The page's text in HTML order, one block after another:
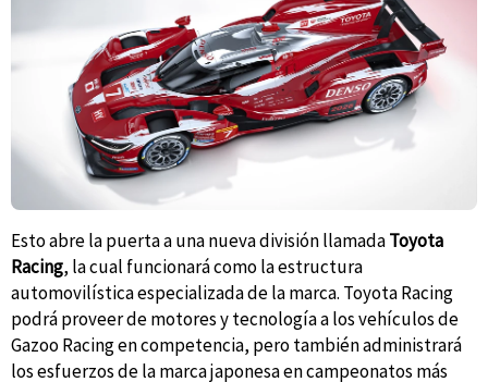
Esto abre la puerta a una nueva división llamadaToyota
Racing, la cual funcionará como la estructura
automovilística especializada de la marca. Toyota Racing
podrá proveer de motores y tecnología a los vehículos de
Gazoo Racing en competencia, pero también administrará
los esfuerzos de la marca japonesa en campeonatos más